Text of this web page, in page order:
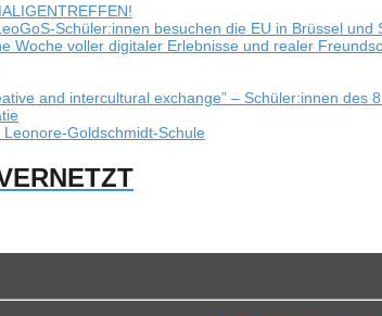
Schüler:innen besu­chen die EU in Brüs­sel und
Woche vol­ler digi­ta­ler Erleb­nisse und rea­ler
and inter­cul­tu­ral exch­ange” – Schüler:innen
Leonore-Goldschmidt-Schule